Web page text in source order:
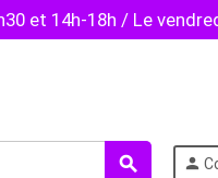
et 14h-18h / Le
search person